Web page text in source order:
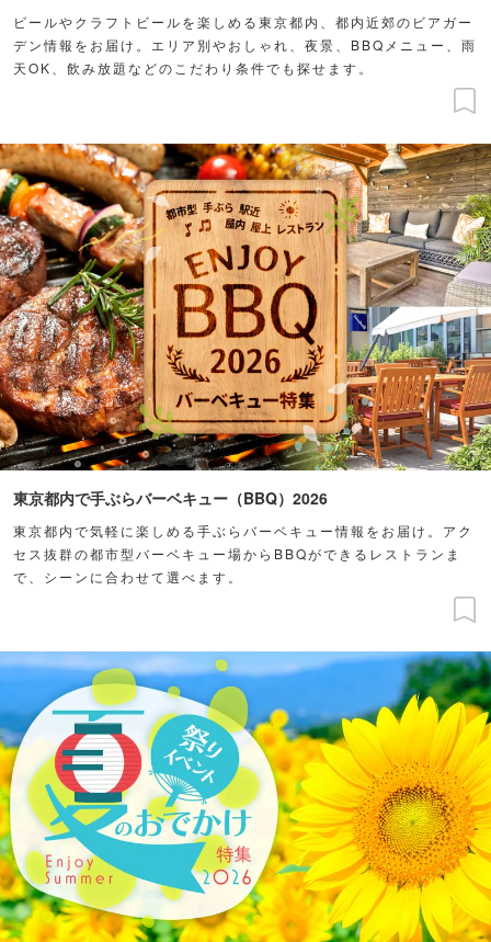
ビールやクラフトビールを楽しめる東京都内、都内近郊のビアガー
デン情報をお届け。エリア別やおしゃれ、夜景、BBQメニュー、雨
天OK、飲み放題などのこだわり条件でも探せます。
東京都内で手ぶらバーベキュー（BBQ）2026
東京都内で気軽に楽しめる手ぶらバーベキュー情報をお届け。アク
セス抜群の都市型バーベキュー場からBBQができるレストランま
で、シーンに合わせて選べます。